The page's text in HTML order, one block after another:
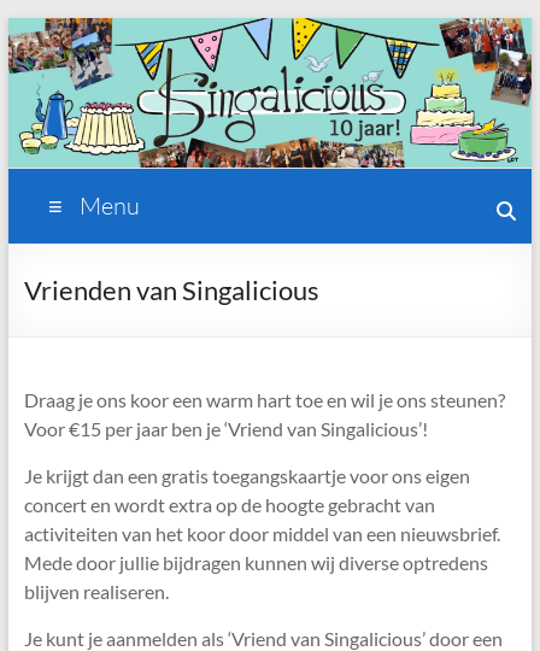
Ga
naar
de
inhoud
Singalicious
delft
Menu
Vrienden van Singalicious
Draag je ons koor een warm hart toe en wil je ons steunen?
Voor €15 per jaar ben je ‘Vriend van Singalicious’!
Je krijgt dan een gratis toegangskaartje voor ons eigen
concert en wordt extra op de hoogte gebracht van
activiteiten van het koor door middel van een nieuwsbrief.
Mede door jullie bijdragen kunnen wij diverse optredens
blijven realiseren.
Je kunt je aanmelden als ‘Vriend van Singalicious’ door een